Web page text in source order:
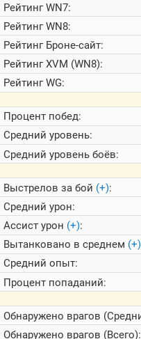
Теlegram
ВК
Портал
Мира
РейтингWN7:
РейтингWN8:
РейтингБроне-сайт:
РейтингXVM (WN8):
РейтингWG:
Процент побед:
Средний уровень:
Средний уровень боёв:
Выстрелов за бой (+):
Средний урон:
Ассист урон (+):
Вытанковано в среднем (+)
Средний опыт:
Процент попаданий:
Обнаружено врагов
Обнаружено врагов (Всего):